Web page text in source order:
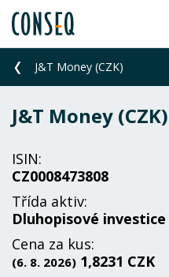
J&T Money (CZK)
J&T Money (CZK)
ISIN:
CZ0008473808
Třída aktiv:
Dluhopisové investice
Cena za kus:
(6. 8. 2026) 1,8231 CZK